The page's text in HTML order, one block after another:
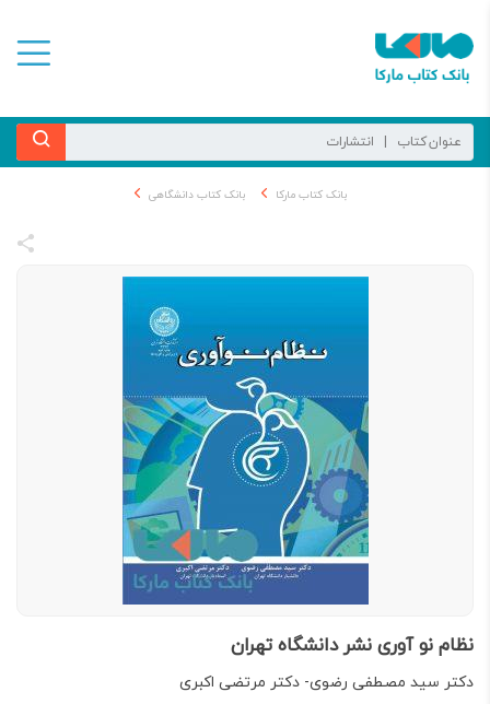
بانک کتاب مارکا بانک کتاب دانشگاهی
نظام نو آوری نشر دانشگاه تهران
دکتر سید مصطفی رضوی- دکتر مرتضی اکبری